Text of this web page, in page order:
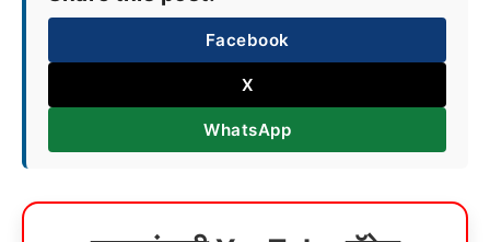
Facebook
X
WhatsApp